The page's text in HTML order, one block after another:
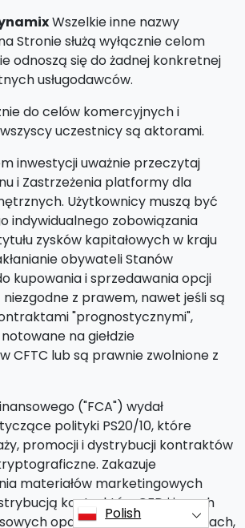
Wszelkie inne nazwy
Stronie służą wyłącznie celom
odnoszą się do żadnej konkretnej
usługodawców.
do celów komercyjnych i
uczestnicy są aktorami.
inwestycji uważnie przeczytaj
i Zastrzeżenia platformy dla
Użytkownicy muszą być
indywidualnego zobowiązania
zysków kapitałowych w kraju
obywateli Stanów
kupowania i sprzedawania opcji
z prawem, nawet jeśli są
"prognostycznymi",
na giełdzie
CFTC lub są prawnie zwolnione z
("FCA") wydał
polityki PS20/10, które
promocji i dystrybucji kontraktów
Zakazuje
materiałów marketingowych
kontraktów CFD i innych
opartych na kryptowalutach,
Polish